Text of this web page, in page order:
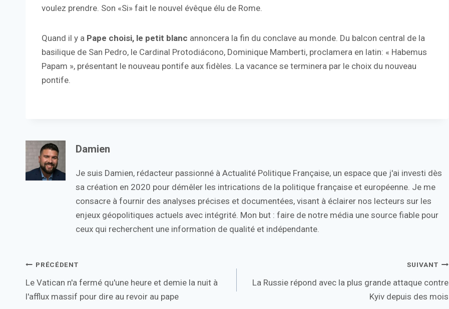
voulez prendre. Son «Si» fait le nouvel évêque élu de Rome.
Quand il y a Pape choisi, le petit blanc annoncera la fin du conclave au monde. Du balcon central de la
basilique de San Pedro, le Cardinal Protodiácono, Dominique Mamberti, proclamera en latin: « Habemus
Papam », présentant le nouveau pontife aux fidèles. La vacance se terminera par le choix du nouveau
pontife.
Damien
Je suis Damien, rédacteur passionné à Actualité Politique Française, un espace que j'ai investi dès
sa création en 2020 pour démêler les intrications de la politique française et européenne. Je me
consacre à fournir des analyses précises et documentées, visant à éclairer nos lecteurs sur les
enjeux géopolitiques actuels avec intégrité. Mon but : faire de notre média une source fiable pour
ceux qui recherchent une information de qualité et indépendante.
Navigation
de
PRÉCÉDENT
Le Vatican n'a fermé qu'une heure et demie la nuit à
l'afflux massif pour dire au revoir au pape
SUIVANT
La Russie répond avec la plus grande attaque contre
Kyiv depuis des mois